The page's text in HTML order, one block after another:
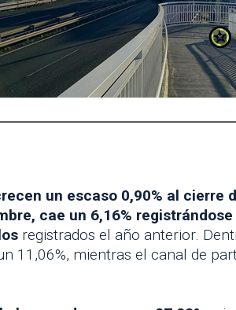
un escaso 0,90% al cierre
cae un 6,16%
registrados el año anterior.
11,06%, mientras el canal de